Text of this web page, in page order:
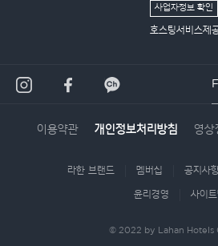
사업자정보 확인
호스팅서비스
이용약관 개인정보처리방침 영상
라한 브랜드 멤버십 공지사
윤리경영 사이트
© 2022 by Lahan Hotels